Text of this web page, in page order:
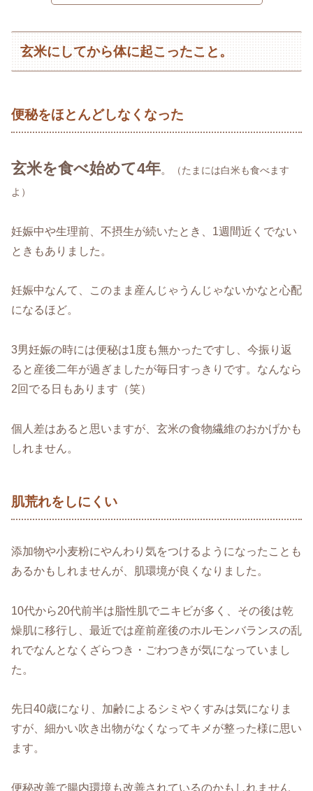
玄米にしてから体に起こったこと。
便秘をほとんどしなくなった
玄米を食べ始めて4年。
（たまには白米も食べます
よ）
妊娠中や生理前、不摂生が続いたとき、1週間近くでない
ときもありました。
妊娠中なんて、このまま産んじゃうんじゃないかなと心配
になるほど。
3男妊娠の時には便秘は1度も無かったですし、今振り返
ると産後二年が過ぎましたが毎日すっきりです。なんなら
2回でる日もあります（笑）
個人差はあると思いますが、玄米の食物繊維のおかげかも
しれません。
肌荒れをしにくい
添加物や小麦粉にやんわり気をつけるようになったことも
あるかもしれませんが、肌環境が良くなりました。
10代から20代前半は脂性肌でニキビが多く、その後は乾
燥肌に移行し、最近では産前産後のホルモンバランスの乱
れでなんとなくざらつき・ごわつきが気になっていまし
た。
先日40歳になり、加齢によるシミやくすみは気になりま
すが、細かい吹き出物がなくなってキメが整った様に思い
ます。
便秘改善で腸内環境も改善されているのかもしれません